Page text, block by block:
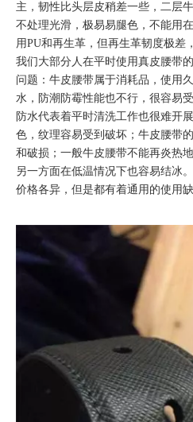
主，韧性比头层皮稍差一些，二层
不处理光滑，极易易腿色，不能用
用PU和再生革，但再生革韧度极差
我们大部分人在平时使用真皮腰带
问题：牛皮腰带属于消耗品，使用
水，防潮防霉性能也不行，很容易
防水代表着平时清洗工作也很难开
色，纹理容易受到破坏；牛皮腰带
和破损；一般牛皮腰带不能再炎热
另一方面在低温情况下也容易结冰
价格各异，但是都有着通用的使用缺